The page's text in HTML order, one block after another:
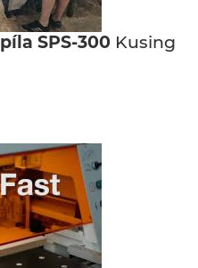
SPS-300 Kusing